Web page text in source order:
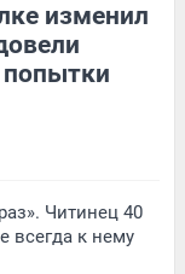
изменил
Читинец 40
всегда к нему